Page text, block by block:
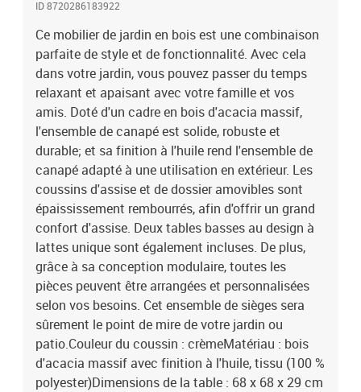
table : 68 x 68 x 29 cm (L x l x H)Dimensions du canapé d'angle : 70
x 70 x 60 cm (l x P x H)Dimensions du canapé central : 68 x 70 x 60
cm (l x P x H)Dimensions de repose-pied : 68 x 68 x 29 cm (L x l x
H)Résistance aux intempériesPour un usage
extérieurL'assemblage est requisLa livraison contient :2 x table3 x
canapé d'angle5 x canapé central2 x repose-pied10 x coussin de
siège11 x coussin de dossier
ID 8720286183922
Ce mobilier de jardin en bois est une combinaison
parfaite de style et de fonctionnalité. Avec cela
dans votre jardin, vous pouvez passer du temps
relaxant et apaisant avec votre famille et vos
amis. Doté d'un cadre en bois d'acacia massif,
l'ensemble de canapé est solide, robuste et
durable; et sa finition à l'huile rend l'ensemble de
canapé adapté à une utilisation en extérieur. Les
coussins d'assise et de dossier amovibles sont
épaississement rembourrés, afin d'offrir un grand
confort d'assise. Deux tables basses au design à
lattes unique sont également incluses. De plus,
grâce à sa conception modulaire, toutes les
pièces peuvent être arrangées et personnalisées
selon vos besoins. Cet ensemble de sièges sera
sûrement le point de mire de votre jardin ou
patio.Couleur du coussin : crèmeMatériau : bois
d'acacia massif avec finition à l'huile, tissu (100 %
polyester)Dimensions de la table : 68 x 68 x 29 cm